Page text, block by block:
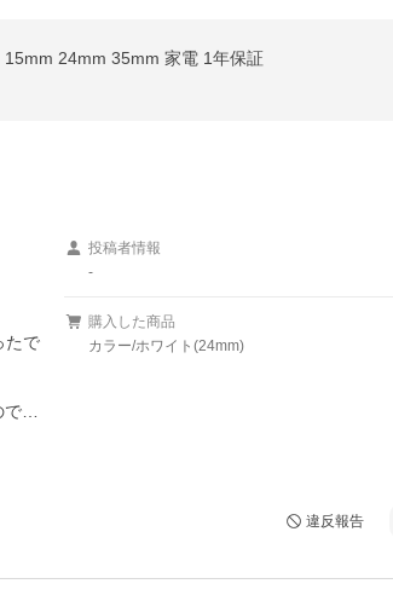
24mm 35mm 家電 1年保証
たで
…
投稿者情報
-
購入した商品
カラー/ホワイト(24mm)
違反報告